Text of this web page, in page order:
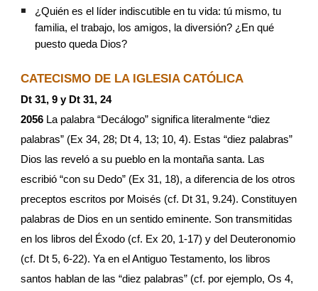
¿Quién es el líder indiscutible en tu vida: tú mismo, tu
familia, el trabajo, los amigos, la diversión? ¿En qué
puesto queda Dios?
CATECISMO DE LA IGLESIA CATÓLICA
Dt 31, 9 y Dt 31, 24
2056 La palabra “Decálogo” significa literalmente “diez
palabras” (Ex 34, 28; Dt 4, 13; 10, 4). Estas “diez palabras”
Dios las reveló a su pueblo en la montaña santa. Las
escribió “con su Dedo” (Ex 31, 18), a diferencia de los otros
preceptos escritos por Moisés (cf. Dt 31, 9.24). Constituyen
palabras de Dios en un sentido eminente. Son transmitidas
en los libros del Éxodo (cf. Ex 20, 1-17) y del Deuteronomio
(cf. Dt 5, 6-22). Ya en el Antiguo Testamento, los libros
santos hablan de las “diez palabras” (cf. por ejemplo, Os 4,